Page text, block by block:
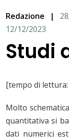
Redazione |
12/12/2023
Studi
[tempo di
Molto
quantitativa si
dati numerici